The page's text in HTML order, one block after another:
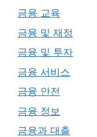
금융 교육
금융 및 재정
금융 및 투자
금융 서비스
금융 안전
금융 정보
금융과 대출